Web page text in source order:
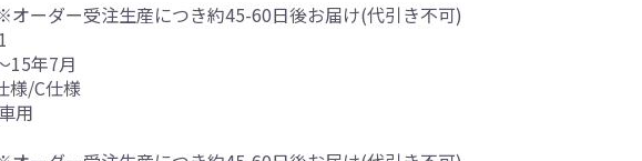
ーダー受注生産につき約45-60日後お届け(代引き不可)
15年7月
様/C仕様
用